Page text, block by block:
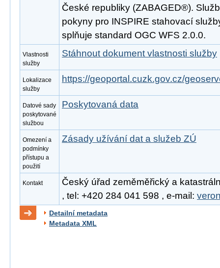
České republiky (ZABAGED®).
pokyny pro INSPIRE stahovací
splňuje standard OGC WFS 2.0.0.
Vlastnosti
služby
Stáhnout dokument vlastnosti služby
Lokalizace
služby
https://geoportal.cuzk.gov.cz/
Datové sady
poskytované
službou
Poskytovaná data
Omezení a
podmínky
přístupu a
použití
Zásady užívání dat a služeb ZÚ
Kontakt
Český úřad zeměměřický a
, tel: +420 284 041 598 , e-mail:
Detailní metadata
Metadata XML